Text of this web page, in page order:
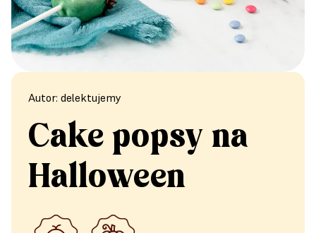
Autor: delektujemy
Cake popsy na
Halloween